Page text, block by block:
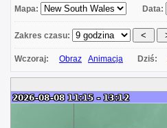
Mapa:
Data:
Zakres czasu:
Wczoraj: Obraz Animacja Dziś: